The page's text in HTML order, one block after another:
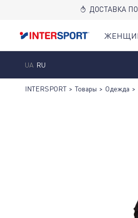
ДОСТАВКА
UA RU
INTERSPORT > Товары > Одежда >